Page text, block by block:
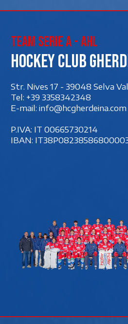
Team Serie A - AHL
Hockey club
Str. Nives 17 - 39048 Selva
Tel: +39 3358342348
E-mail: info@hcgherdeina.com
P.IVA: IT 00‍665730214
IBAN: